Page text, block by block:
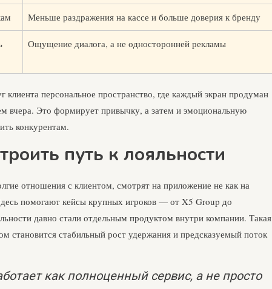
Меньше раздражения на кассе и больше доверия к бренду
Ощущение диалога, а не односторонней рекламы
клиента персональное пространство, где каждый экран продуман
вчера. Это формирует привычку, а затем и эмоциональную
конкурентам.
путь к лояльности
отношения с клиентом, смотрят на приложение не как на
помогают кейсы крупных игроков — от X5 Group до
давно стали отдельным продуктом внутри компании. Такая
становится стабильный рост удержания и предсказуемый поток
как полноценный сервис, а не просто